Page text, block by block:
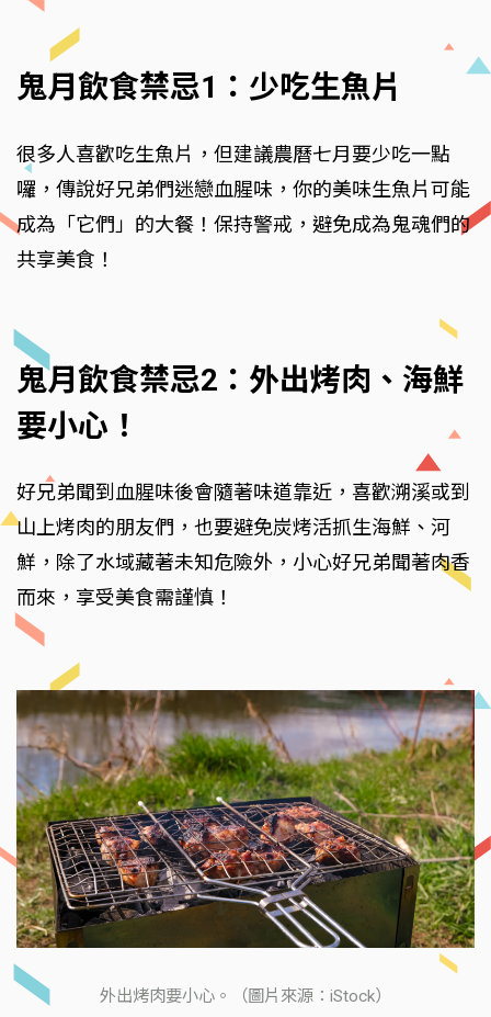
鬼月飲食禁忌1：少吃生魚片
很多人喜歡吃生魚片，但建議農曆七月要少吃一點
囉，傳說好兄弟們迷戀血腥味，你的美味生魚片可能
成為「它們」的大餐！保持警戒，避免成為鬼魂們的
共享美食！
鬼月飲食禁忌2：外出烤肉、海鮮
要小心！
好兄弟聞到血腥味後會隨著味道靠近，喜歡溯溪或到
山上烤肉的朋友們，也要避免炭烤活抓生海鮮、河
鮮，除了水域藏著未知危險外，小心好兄弟聞著肉香
而來，享受美食需謹慎！
外出烤肉要小心。（圖片來源：iStock）